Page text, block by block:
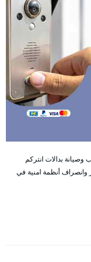
بدالات انتركم
أنظمة امنية في